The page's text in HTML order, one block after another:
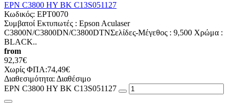
EPN C3800 HY BK C13S051127
Κωδικός: EPT0070
Συμβατοί Εκτυπωτές : Epson Aculaser
C3800N/C3800DN/C3800DTNΣελίδες-Mέγεθος : 9,500 Χρώμα :
BLACK..
from
92,37€
Χωρίς ΦΠΑ:74,49€
Διαθεσιμότητα: Διαθέσιμο
EPN C3800 HY BK C13S051127